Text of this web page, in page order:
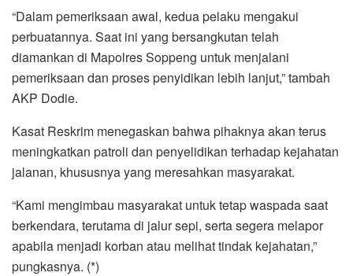
“Dalam pemeriksaan awal, kedua pelaku mengakui
perbuatannya. Saat ini yang bersangkutan telah
diamankan di Mapolres Soppeng untuk menjalani
pemeriksaan dan proses penyidikan lebih lanjut,” tambah
AKP Dodie.
Kasat Reskrim menegaskan bahwa pihaknya akan terus
meningkatkan patroli dan penyelidikan terhadap kejahatan
jalanan, khususnya yang meresahkan masyarakat.
“Kami mengimbau masyarakat untuk tetap waspada saat
berkendara, terutama di jalur sepi, serta segera melapor
apabila menjadi korban atau melihat tindak kejahatan,”
pungkasnya. (*)